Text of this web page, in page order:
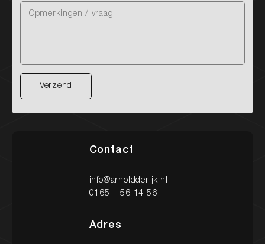
Nieuw binnen
Een occasion of wilt u een afspraak maken? Neem
Verzend
Verzend
Contact
info@arnoldderijk.nl
0165 – 56 14 56
Adres